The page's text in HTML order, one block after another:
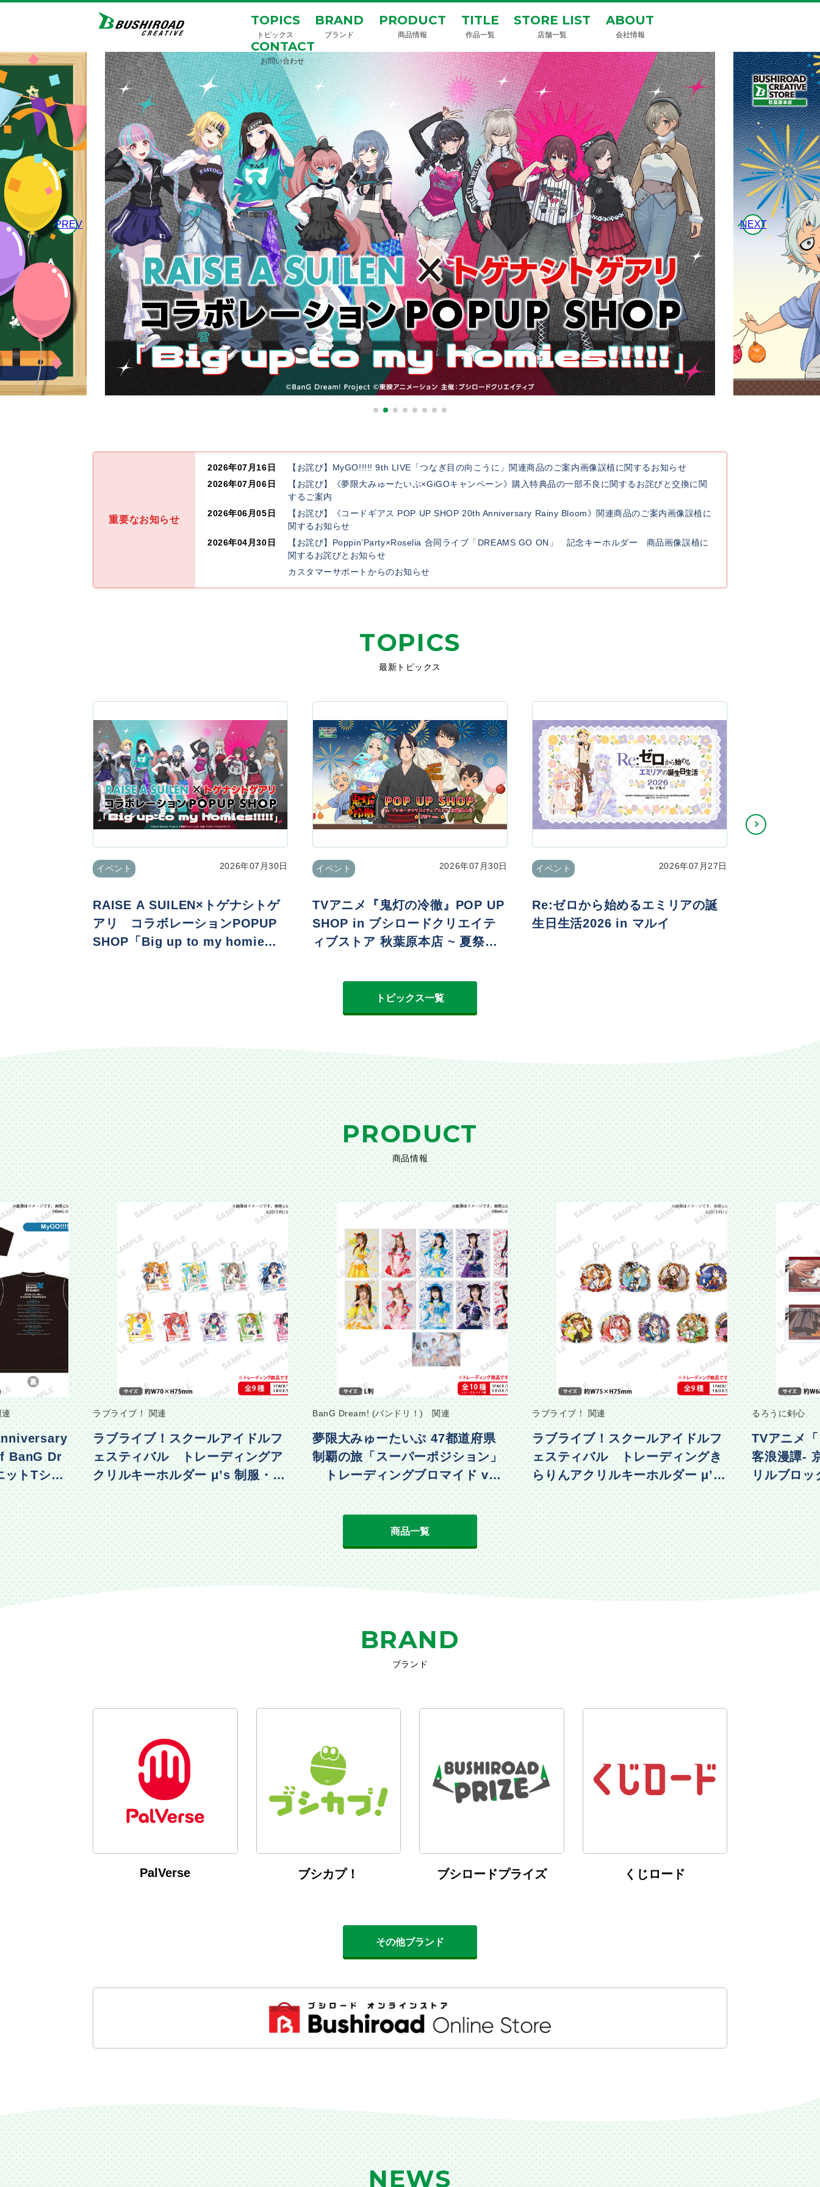
TOPICS
トピックス
BRAND
ブランド
PRODUCT
商品情報
TITLE
作品一覧
STORE LIST
店舗一覧
ABOUT
会社情報
CONTACT
お問い合わせ
PREV NEXT
重要なお知らせ
2026年07月16日
【お詫び】MyGO!!!!! 9th LIVE「つなぎ目の向こうに」関連商品のご案内画像誤植に関するお知らせ
2026年07月06日
【お詫び】《夢限大みゅーたいぷ×GiGOキャンペーン》購入特典品の一部不良に関するお詫びと交換に関
するご案内
2026年06月05日
【お詫び】《コードギアス POP UP SHOP 20th Anniversary Rainy Bloom》関連商品のご案内画像誤植に
関するお知らせ
2026年04月30日
【お詫び】Poppin’Party×Roselia 合同ライブ「DREAMS GO ON」 記念キーホルダー 商品画像誤植に
関するお詫びとお知らせ
カスタマーサポートからのお知らせ
TOPICS
最新トピックス
イベント 2026年07月30日
RAISE A SUILEN×トゲナシトゲ
アリ コラボレーションPOPUP
SHOP「Big up to my homie
イベント 2026年07月30日
TVアニメ『鬼灯の冷徹』POP UP
SHOP in ブシロードクリエイテ
ィブストア 秋葉原本店 ~ 夏祭りv
イベント 2026年07月27日
Re:ゼロから始めるエミリアの誕
生日生活2026 in マルイ
トピックス一覧
PRODUCT
商品情報
BanG Dr
トTシャ
ラブライブ！ 関連
ラブライブ！スクールアイドルフ
ェスティバル トレーディングア
クリルキーホルダー μ’s 制服・水
着ver.
BanG Dream! (バンドリ！) 関連
夢限大みゅーたいぷ 47都道府県
制覇の旅「スーパーポジション」
トレーディングブロマイド vol.
2
ラブライブ！ 関連
ラブライブ！スクールアイドルフ
ェスティバル トレーディングき
らりんアクリルキーホルダー μ’s
動物編Part2ver.
るろうに剣心
TVアニメ
客浪漫譚-
リルブロ
商品一覧
BRAND
ブランド
PalVerse ブシカプ！ ブシロードプライズ くじロード
その他ブランド
NEWS